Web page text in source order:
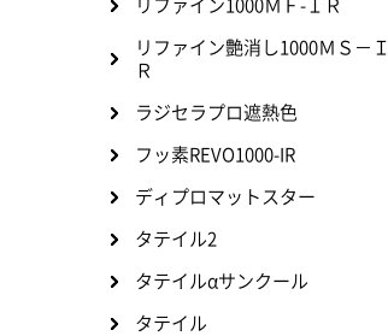
リファイン1000ＭＦ-ＩＲ
リファイン艶消し1000ＭＳ－Ｉ
Ｒ
ラジセラプロ遮熱色
フッ素REVO1000-IR
ディプロマットスター
タテイル2
タテイルαサンクール
タテイル